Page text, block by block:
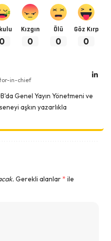
0
Kızgın
0
Ölü
0
Göz Kırp
0
in-chief
Genel Yayın Yönetmeni ve
aşkın yazarlıkla
Gerekli alanlar* ile